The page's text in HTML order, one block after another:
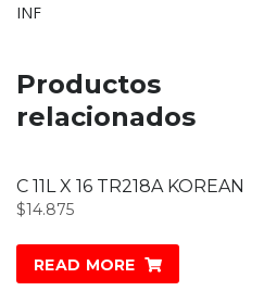
INF
Productos
relacionados
C 11L X 16 TR218A KOREAN
$14.875
READ MORE